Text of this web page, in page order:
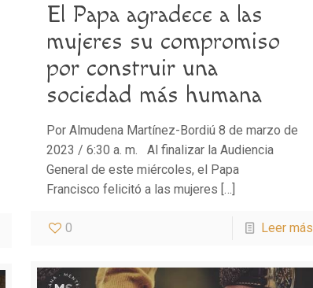
El Papa agradece a las
mujeres su compromiso
por construir una
sociedad más humana
Por Almudena Martínez-Bordiú 8 de marzo de
2023 / 6:30 a. m. Al finalizar la Audiencia
General de este miércoles, el Papa
Francisco felicitó a las mujeres […]
0 Leer más